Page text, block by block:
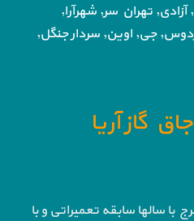
تهران سر, شهرآرا,
جی, اوین, سردار جنگل,
گاز آریا
با سالها سابقه تعمیراتی و با